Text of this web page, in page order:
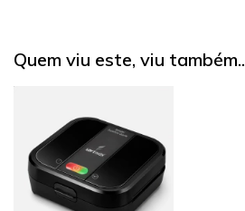
Quem viu este, viu também..